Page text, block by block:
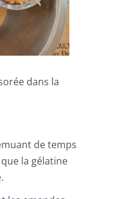
dans la
de temps
la gélatine